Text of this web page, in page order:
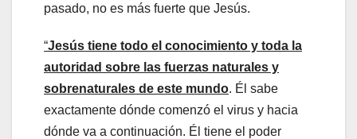
pasado, no es más fuerte que Jesús.
“Jesús tiene todo el conocimiento y toda la
autoridad sobre las fuerzas naturales y
sobrenaturales de este mundo. Él sabe
exactamente dónde comenzó el virus y hacia
dónde va a continuación. Él tiene el poder